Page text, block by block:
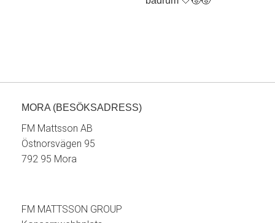
MORA (BESÖKSADRESS)
FM Mattsson AB
Östnorsvägen 95
792 95 Mora
FM MATTSSON GROUP